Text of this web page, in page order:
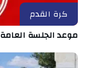
كرة القدم
موعد الجلسة العامة